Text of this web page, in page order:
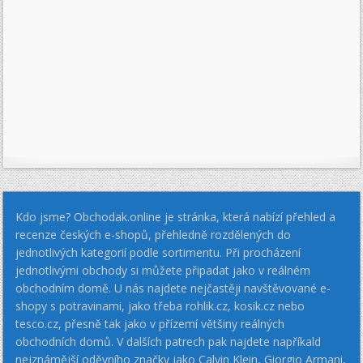
Kdo jsme? Obchodak.online je stránka, která nabízí přehled a
recenze českých e-shopů, přehledně rozdělených do
jednotlivých kategorií podle sortimentu. Při procházení
jednotlivými obchody si můžete připadat jako v reálném
obchodním domě. U nás najdete nejčastěji navštěvované e-
shopy s potravinami, jako třeba rohlik.cz, kosik.cz nebo
tesco.cz, přesně tak jako v přízemí většiny reálných
obchodních domů. V dalších patrech pak najdete napříkald
nejznámější oděvního značky jako Calvin Klein, Giorgio Armani,